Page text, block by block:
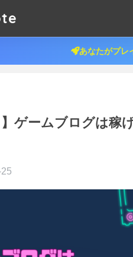
あなたがプレ
】ゲームブログは稼